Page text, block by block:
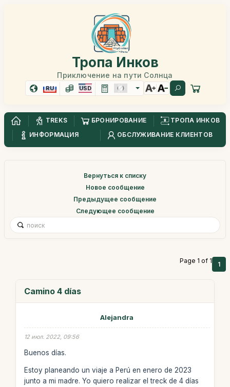
Тропа Инков
Приключение на пути Солнца
RU USD
TREKS БРОНИРОВАНИЕ
ТРОПА ИНКОВ
ИНФОРМАЦИЯ
ОБСЛУЖИВАНИЕ КЛИЕНТОВ
Вернуться к списку
Новое сообщение
Предыдущее сообщение
Следующее сообщение
Page 1 of 1 1
Camino 4 días
Alejandra
12 июл. 2022, 09:56
Buenos días.
Estoy planeando un viaje a Perú en enero de 2023
junto a mi madre. Yo quiero realizar el treck de 4 días